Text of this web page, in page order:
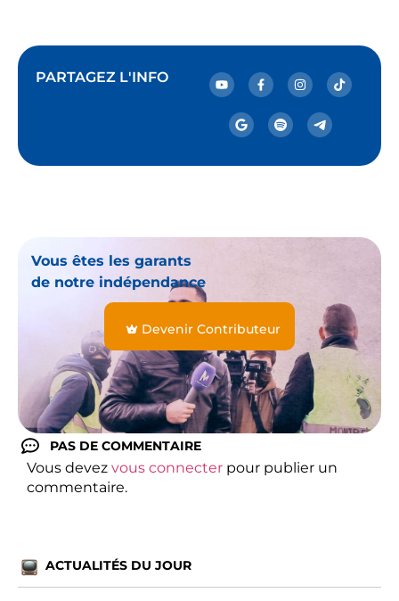
PARTAGEZ L'INFO
Vous êtes les garants
de notre indépendance
Devenir Contributeur
PAS DE COMMENTAIRE
Vous devez vous connecter pour publier un
commentaire.
ACTUALITÉS DU JOUR